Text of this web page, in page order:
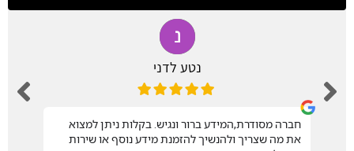
נטע לדני
חברה מסודרת,המידע ברור ונגיש. בקלות ניתן למצוא
את מה שצריך ולהנשיך להזמנת מידע נוסף או שירות